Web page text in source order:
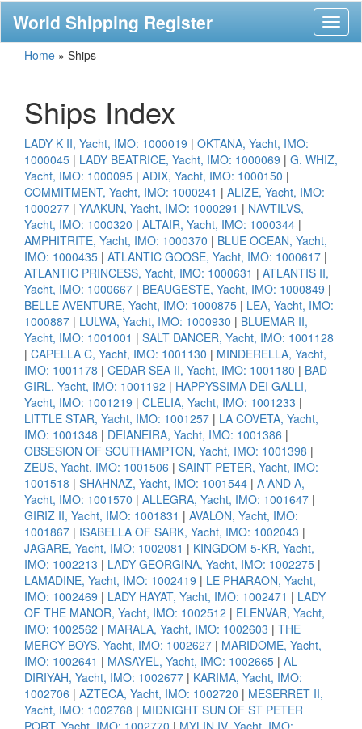
World Shipping Register
Home » Ships
Ships Index
LADY K II, Yacht, IMO: 1000019 | OKTANA, Yacht, IMO:
1000045 | LADY BEATRICE, Yacht, IMO: 1000069 | G. WHIZ,
Yacht, IMO: 1000095 | ADIX, Yacht, IMO: 1000150 |
COMMITMENT, Yacht, IMO: 1000241 | ALIZE, Yacht, IMO:
1000277 | YAAKUN, Yacht, IMO: 1000291 | NAVTILVS,
Yacht, IMO: 1000320 | ALTAIR, Yacht, IMO: 1000344 |
AMPHITRITE, Yacht, IMO: 1000370 | BLUE OCEAN, Yacht,
IMO: 1000435 | ATLANTIC GOOSE, Yacht, IMO: 1000617 |
ATLANTIC PRINCESS, Yacht, IMO: 1000631 | ATLANTIS II,
Yacht, IMO: 1000667 | BEAUGESTE, Yacht, IMO: 1000849 |
BELLE AVENTURE, Yacht, IMO: 1000875 | LEA, Yacht, IMO:
1000887 | LULWA, Yacht, IMO: 1000930 | BLUEMAR II,
Yacht, IMO: 1001001 | SALT DANCER, Yacht, IMO: 1001128
| CAPELLA C, Yacht, IMO: 1001130 | MINDERELLA, Yacht,
IMO: 1001178 | CEDAR SEA II, Yacht, IMO: 1001180 | BAD
GIRL, Yacht, IMO: 1001192 | HAPPYSSIMA DEI GALLI,
Yacht, IMO: 1001219 | CLELIA, Yacht, IMO: 1001233 |
LITTLE STAR, Yacht, IMO: 1001257 | LA COVETA, Yacht,
IMO: 1001348 | DEIANEIRA, Yacht, IMO: 1001386 |
OBSESION OF SOUTHAMPTON, Yacht, IMO: 1001398 |
ZEUS, Yacht, IMO: 1001506 | SAINT PETER, Yacht, IMO:
1001518 | SHAHNAZ, Yacht, IMO: 1001544 | A AND A,
Yacht, IMO: 1001570 | ALLEGRA, Yacht, IMO: 1001647 |
GIRIZ II, Yacht, IMO: 1001831 | AVALON, Yacht, IMO:
1001867 | ISABELLA OF SARK, Yacht, IMO: 1002043 |
JAGARE, Yacht, IMO: 1002081 | KINGDOM 5-KR, Yacht,
IMO: 1002213 | LADY GEORGINA, Yacht, IMO: 1002275 |
LAMADINE, Yacht, IMO: 1002419 | LE PHARAON, Yacht,
IMO: 1002469 | LADY HAYAT, Yacht, IMO: 1002471 | LADY
OF THE MANOR, Yacht, IMO: 1002512 | ELENVAR, Yacht,
IMO: 1002562 | MARALA, Yacht, IMO: 1002603 | THE
MERCY BOYS, Yacht, IMO: 1002627 | MARIDOME, Yacht,
IMO: 1002641 | MASAYEL, Yacht, IMO: 1002665 | AL
DIRIYAH, Yacht, IMO: 1002677 | KARIMA, Yacht, IMO:
1002706 | AZTECA, Yacht, IMO: 1002720 | MESERRET II,
Yacht, IMO: 1002768 | MIDNIGHT SUN OF ST PETER
PORT, Yacht, IMO: 1002770 | MYLIN IV, Yacht, IMO: